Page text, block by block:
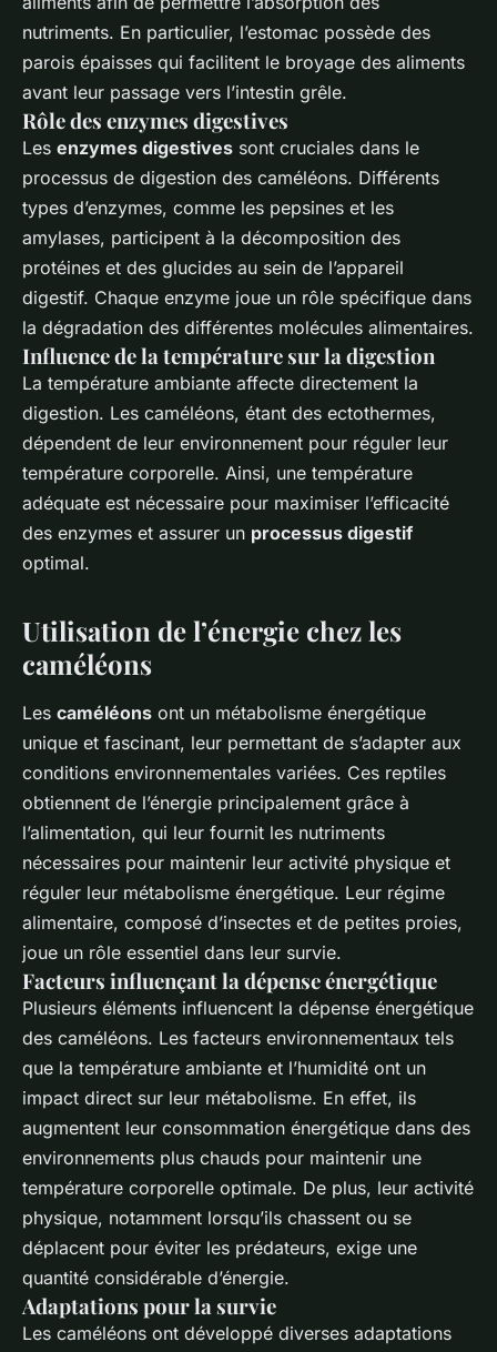
nutriments. En particulier, l’estomac possède des
parois épaisses qui facilitent le broyage des aliments
avant leur passage vers l’intestin grêle.
Rôle des enzymes digestives
Les enzymes digestives sont cruciales dans le
processus de digestion des caméléons. Différents
types d’enzymes, comme les pepsines et les
amylases, participent à la décomposition des
protéines et des glucides au sein de l’appareil
digestif. Chaque enzyme joue un rôle spécifique dans
la dégradation des différentes molécules alimentaires.
Influence de la température sur la digestion
La température ambiante affecte directement la
digestion. Les caméléons, étant des ectothermes,
dépendent de leur environnement pour réguler leur
température corporelle. Ainsi, une température
adéquate est nécessaire pour maximiser l’efficacité
des enzymes et assurer un processus digestif
optimal.
Utilisation de l’énergie chez les
caméléons
Les caméléons ont un métabolisme énergétique
unique et fascinant, leur permettant de s’adapter aux
conditions environnementales variées. Ces reptiles
obtiennent de l’énergie principalement grâce à
l’alimentation, qui leur fournit les nutriments
nécessaires pour maintenir leur activité physique et
réguler leur métabolisme énergétique. Leur régime
alimentaire, composé d’insectes et de petites proies,
joue un rôle essentiel dans leur survie.
Facteurs influençant la dépense énergétique
Plusieurs éléments influencent la dépense énergétique
des caméléons. Les facteurs environnementaux tels
que la température ambiante et l’humidité ont un
impact direct sur leur métabolisme. En effet, ils
augmentent leur consommation énergétique dans des
environnements plus chauds pour maintenir une
température corporelle optimale. De plus, leur activité
physique, notamment lorsqu’ils chassent ou se
déplacent pour éviter les prédateurs, exige une
quantité considérable d’énergie.
Adaptations pour la survie
Les caméléons ont développé diverses adaptations